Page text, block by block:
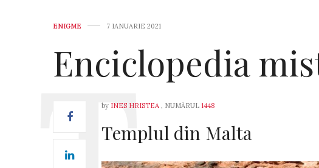
ENIGME 7 IANUARIE 2021
Enciclopedia
by INES HRISTEA , NUMĂRUL 1448
Templul din Malta